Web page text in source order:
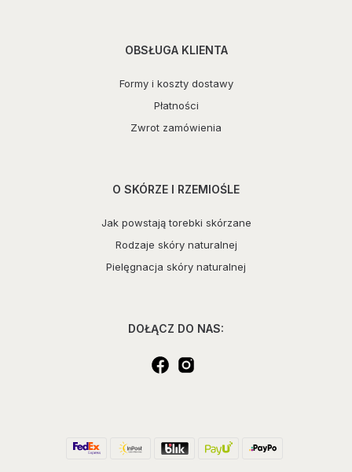
OBSŁUGA KLIENTA
Formy i koszty dostawy
Płatności
Zwrot zamówienia
O SKÓRZE I RZEMIOŚLE
Jak powstają torebki skórzane
Rodzaje skóry naturalnej
Pielęgnacja skóry naturalnej
DOŁĄCZ DO NAS: